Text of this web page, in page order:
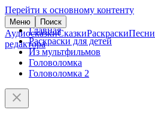
Перейти к основному контенту
Меню Поиск
АудиосказкиСказкиРаскраскиПесни
редактора
Главная
Раскраски для детей
Из мультфильмов
Головоломка
Головоломка 2